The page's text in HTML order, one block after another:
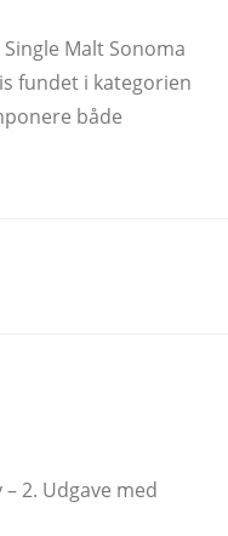
Malt Sonoma
fundet i kategorien
både
2. Udgave med